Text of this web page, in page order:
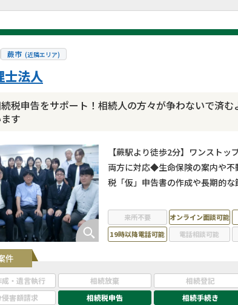
蕨市 (近隣エリア)
税申告をサポート！相続人の方々が争わないで済
す
士法人
【蕨駅より徒歩2分】ワンスト
両方に対応◆生命保険の案内や
税「仮」申告書の作成や長期的
顧問サービスを提供◆ベテラン
となって相談者様が円滑に相続
します
来所不要 オンライン面談可能
19時以降電話可能
電話相談可能
件
・遺言執行 相続放棄 相続登記
害額請求
相続税申告 相続手続き